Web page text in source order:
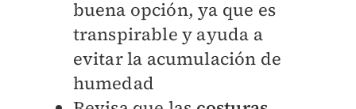
buena opción, ya que es
transpirable y ayuda a
evitar la acumulación de
humedad